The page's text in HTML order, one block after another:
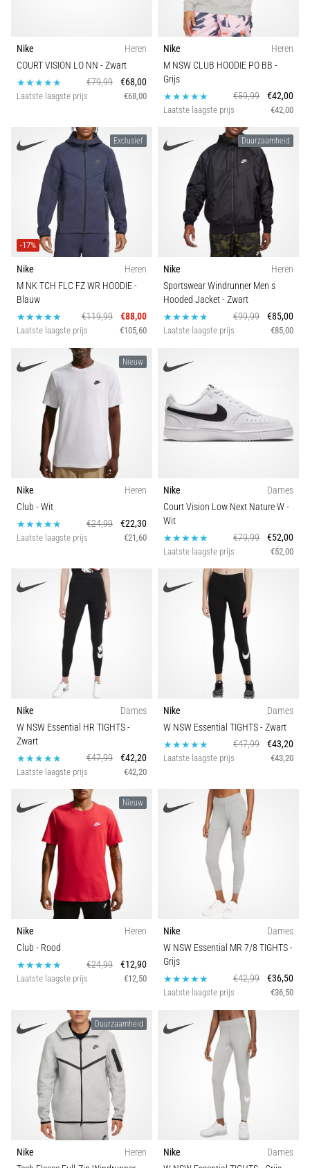
bandsyndroom
(ITBS),
is
een
veelvoorkomend
gezondheidsprobleem…
Toon
alle
artikelen
Nike
Heren
COURT VISION LO NN - Zwart
€79,99
€68,00
Laatste laagste prijs €68,00
Nike
Heren
M NSW CLUB HOODIE PO BB -
Grijs
€59,99
€42,00
Laatste laagste prijs €42,00
Exclusief
-17%
Nike
Heren
M NK TCH FLC FZ WR HOODIE-
Blauw
€119,99
€88,00
Laatste laagste prijs €105,60
Duurzaamheid
Nike
Heren
Sportswear Windrunner Men s
Hooded Jacket- Zwart
€99,99
€85,00
Laatste laagste prijs €85,00
Nieuw
Nike
Heren
Club - Wit
€24,99
€22,30
Laatste laagste prijs €21,60
Nike
Dames
Court Vision Low Next Nature W-
Wit
€79,99
€52,00
Laatste laagste prijs €52,00
Nike
Dames
W NSW Essential HR TIGHTS-
Zwart
€47,99
€42,20
Laatste laagste prijs €42,20
Nike
Dames
W NSW Essential TIGHTS- Zwart
€47,99
€43,20
Laatste laagste prijs €43,20
Nieuw
Nike
Heren
Club - Rood
€24,99
€12,90
Laatste laagste prijs €12,50
Nike
Dames
W NSW Essential MR 7/8 TIGHTS-
Grijs
€42,99
€36,50
Laatste laagste prijs €36,50
Duurzaamheid
Nike
Heren
Nike
Dames